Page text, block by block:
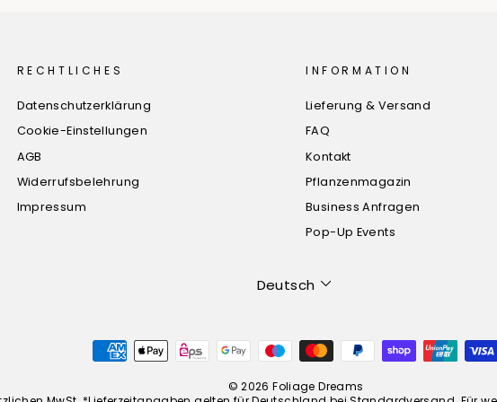
RECHTLICHES
Datenschutzerklärung
Cookie-Einstellungen
AGB
Widerrufsbelehrung
Impressum
INFORMATION
Lieferung & Versand
FAQ
Kontakt
Pflanzenmagazin
Business Anfragen
Pop-Up Events
Sprache
Deutsch
© 2026 Foliage Dreams